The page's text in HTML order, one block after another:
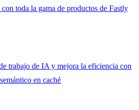
con toda la gama de productos de Fastly
trabajo de IA y mejora la eficiencia con
en caché